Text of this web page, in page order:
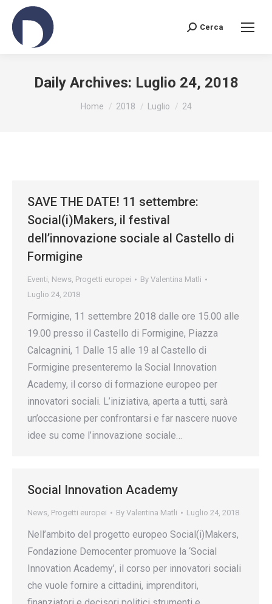
Search:
Cerca
Daily Archives: Luglio 24, 2018
You are here:
Home 2018 Luglio 24
SAVE THE DATE! 11 settembre:
Social(i)Makers, il festival
dell’innovazione sociale al Castello di
Formigine
Eventi, News, Progetti europei By Valentina Matli
Luglio 24, 2018
Formigine, 11 settembre 2018 dalle ore 15.00 alle
19.00 presso il Castello di Formigine, Piazza
Calcagnini, 1 Dalle 15 alle 19 al Castello di
Formigine presenteremo la Social Innovation
Academy, il corso di formazione europeo per
innovatori sociali. L’iniziativa, aperta a tutti, sarà
un’occasione per confrontarsi e far nascere nuove
idee su come l’innovazione sociale…
Social Innovation Academy
News, Progetti europei By Valentina Matli Luglio 24, 2018
Nell’ambito del progetto europeo Social(i)Makers,
Fondazione Democenter promuove la ‘Social
Innovation Academy’, il corso per innovatori sociali
che vuole fornire a cittadini, imprenditori,